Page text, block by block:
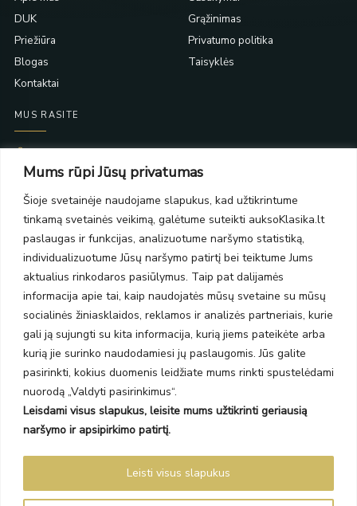
Mums rūpi Jūsų privatumas
Šioje svetainėje naudojame slapukus, kad užtikrintume
tinkamą svetainės veikimą, galėtume suteikti auksoKlasika.lt
paslaugas ir funkcijas, analizuotume naršymo statistiką,
individualizuotume Jūsų naršymo patirtį bei teiktume Jums
aktualius rinkodaros pasiūlymus. Taip pat dalijamės
informacija apie tai, kaip naudojatės mūsų svetaine su mūsų
socialinės žiniasklaidos, reklamos ir analizės partneriais, kurie
gali ją sujungti su kita informacija, kurią jiems pateikėte arba
kurią jie surinko naudodamiesi jų paslaugomis. Jūs galite
pasirinkti, kokius duomenis leidžiate mums rinkti spustelėdami
nuorodą „Valdyti pasirinkimus“.
Leisdami visus slapukus, leisite mums užtikrinti geriausią
naršymo ir apsipirkimo patirtį.
Leisti visus slapukus
DUK
Priežiūra
Blogas
Kontaktai
Grąžinimas
Privatumo politika
Taisyklės
MUS RASITE
PC Molas, Klaipėda
PC BIG 2, Klaipėda
Šilutės pl. 35
PC Banginis, Klaipėda
NAUJIENLAIŠKIS
Prenumeruokite ir gaukite pasiūlymus, naujienas bei riboto
leidimo kolekcijas.
SIŲSTI
Auksoklasika.lt © 2026 Visos teisės saugomos